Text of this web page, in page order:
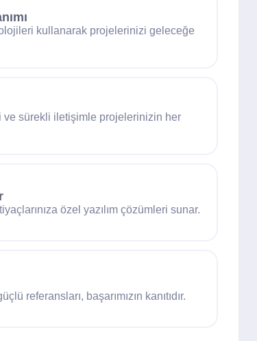
kullanarak projelerinizi geleceğe
ve sürekli iletişimle projelerinizin her
özel yazılım çözümleri sunar.
referansları, başarımızın kanıtıdır.